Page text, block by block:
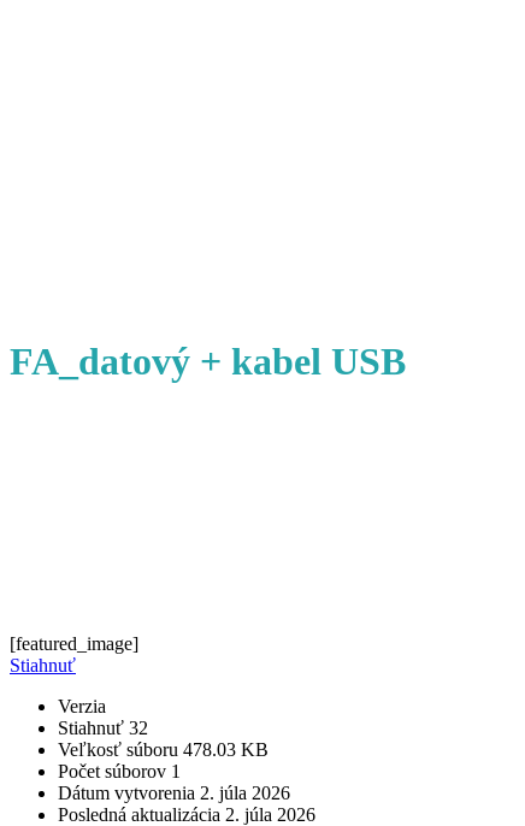
FA_datový + kabel USB
[featured_image]
Stiahnuť
Verzia
Stiahnuť 32
Veľkosť súboru 478.03 KB
Počet súborov 1
Dátum vytvorenia 2. júla 2026
Posledná aktualizácia 2. júla 2026